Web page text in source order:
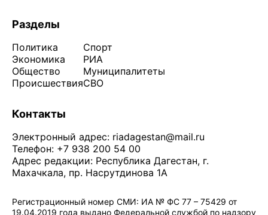
Разделы
Политика
Экономика
Общество
Происшествия
Спорт
РИА
Муниципалитеты
СВО
Контакты
Электронный адрес: riadagestan@mail.ru
Телефон: +7 938 200 54 00
Адрес редакции: Республика Дагестан, г.
Махачкала, пр. Насрутдинова 1А
Регистрационный номер СМИ: ИА № ФС 77 – 75429 от
19.04.2019 года выдано Федеральной службой по надзору